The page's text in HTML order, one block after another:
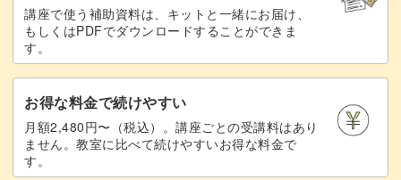
講座で使う補助資料は、キットと一緒にお届け、
もしくはPDFでダウンロードすることができま
す。
お得な料金で続けやすい
月額2,480円〜（税込）。講座ごとの受講料はあり
ません。教室に比べて続けやすいお得な料金で
す。